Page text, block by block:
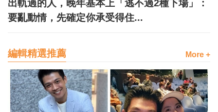
出軌過的人，晚年基本上「逃不過2種下場」：
要亂動情，先確定你承受得住...
編輯精選推薦 More +